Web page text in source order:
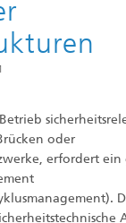
oder
erfordert ein